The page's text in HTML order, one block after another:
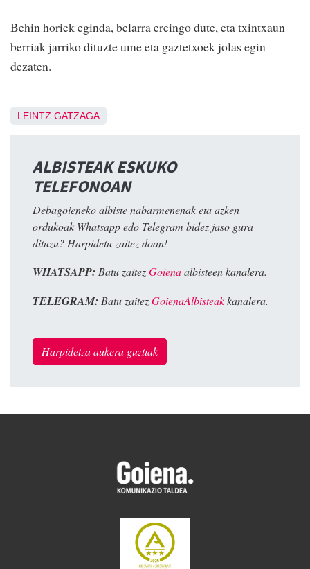
Behin horiek eginda, belarra ereingo dute, eta txintxaun
berriak jarriko dituzte ume eta gaztetxoek jolas egin
dezaten.
LEINTZ GATZAGA
ALBISTEAK ESKUKO
TELEFONOAN
Debagoieneko albiste nabarmenenak eta azken
ordukoak Whatsapp edo Telegram bidez jaso gura
dituzu? Harpidetu zaitez doan!
WHATSAPP: Batu zaitezGoienaalbisteen kanalera.
TELEGRAM: Batu zaitezGoienaAlbisteakkanalera.
Harpidetza aukera guztiak